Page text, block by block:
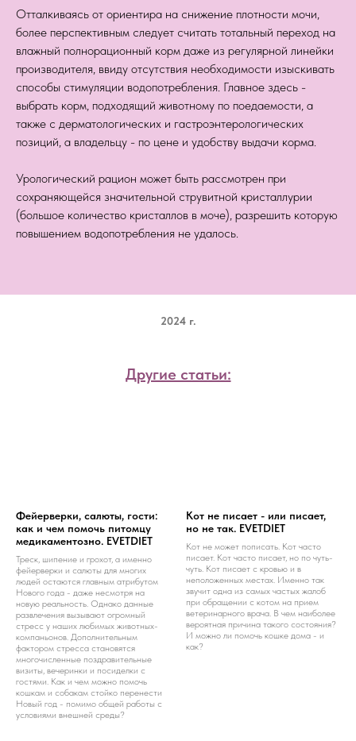
Отталкиваясь от ориентира на снижение плотности мочи,
более перспективным следует считать тотальный переход на
влажный полнорационный корм даже из регулярной линейки
производителя, ввиду отсутствия необходимости изыскивать
способы стимуляции водопотребления. Главное здесь -
выбрать корм, подходящий животному по поедаемости, а
также с дерматологических и гастроэнтерологических
позиций, а владельцу - по цене и удобству выдачи корма.
Урологический рацион может быть рассмотрен при
сохраняющейся значительной струвитной кристаллурии
(большое количество кристаллов в моче), разрешить которую
повышением водопотребления не удалось.
2024 г.
Другие статьи:
Фейерверки, салюты, гости:
как и чем помочь питомцу
медикаментозно. EVETDIET
Треск, шипение и грохот, а именно
фейерверки и салюты для многих
людей остаются главным атрибутом
Нового года - даже несмотря на
новую реальность. Однако данные
развлечения вызывают огромный
стресс у наших любимых животных-
компаньонов. Дополнительным
фактором стресса становятся
многочисленные поздравительные
визиты, вечеринки и посиделки с
гостями. Как и чем можно помочь
кошкам и собакам стойко перенести
Новый год - помимо общей работы с
условиями внешней среды?
Кот не писает - или писает,
но не так. EVETDIET
Кот не может пописать. Кот часто
писает. Кот часто писает, но по чуть-
чуть. Кот писает с кровью и в
неположенных местах. Именно так
звучит одна из самых частых жалоб
при обращении с котом на прием
ветеринарного врача. В чем наиболее
вероятная причина такого состояния?
И можно ли помочь кошке дома - и
как?